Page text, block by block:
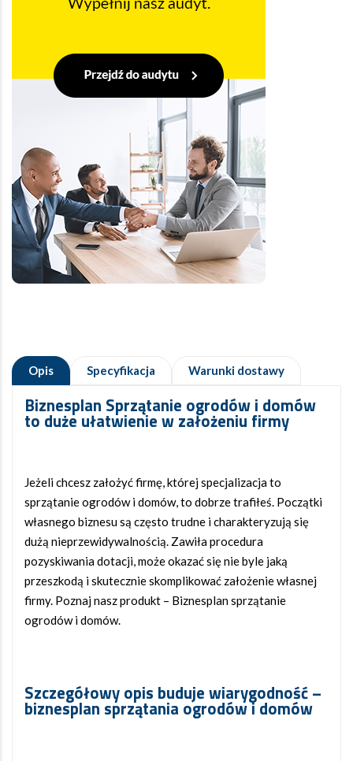
Opis Specyfikacja Warunki dostawy
Biznesplan Sprzątanie ogrodów i domów
to duże ułatwienie w założeniu firmy
Jeżeli chcesz założyć firmę, której specjalizacja to
sprzątanie ogrodów i domów, to dobrze trafiłeś. Początki
własnego biznesu są często trudne i charakteryzują się
dużą nieprzewidywalnością. Zawiła procedura
pozyskiwania dotacji, może okazać się nie byle jaką
przeszkodą i skutecznie skomplikować założenie własnej
firmy. Poznaj nasz produkt – Biznesplan sprzątanie
ogrodów i domów.
Szczegółowy opis buduje wiarygodność –
biznesplan sprzątania ogrodów i domów